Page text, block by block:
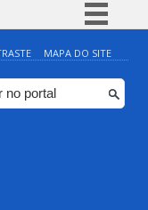
BR
Participe
MAPA DO SITE